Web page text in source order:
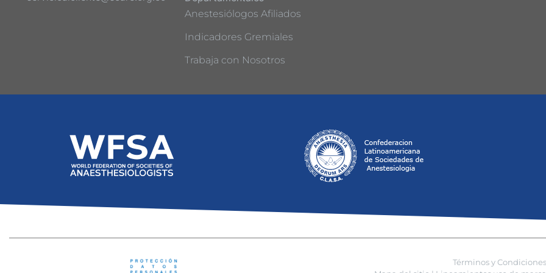
Anestesiólogos Afiliados
Indicadores Gremiales
Trabaja con Nosotros
Términos y Condiciones